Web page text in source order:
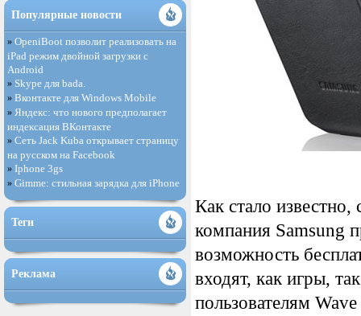
Как стало
компания Samsung
возможность
входят, как игры,
пользователям
Популярные новости
» OpeniBoot позволит реализовать на
iPad режим двойной загрузки с
Android
» Skype для bada.
» Вконтакте для Windows Mobile
» Яндекс: что нового предполагает
индексация ВКонтакте
» Сеть Jack Kuba открывает страницу
на русском на Facebook
» Iphone 3gs
» Gimme: стильная зарядка для iPhone
Теги
Реклама